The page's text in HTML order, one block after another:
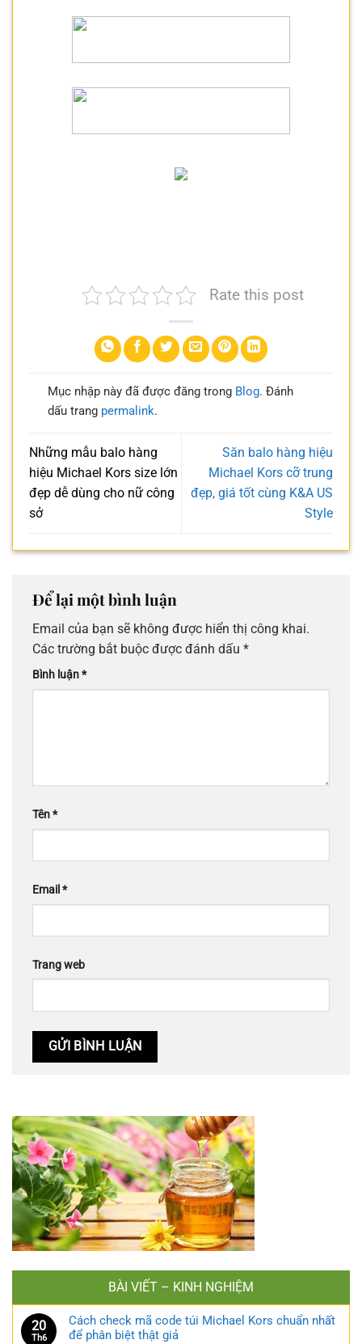
Rate this post
Mục nhập này đã được đăng trong Blog. Đánh
dấu trang permalink.
Những mẫu balo hàng
hiệu Michael Kors size lớn
đẹp dễ dùng cho nữ công
sở
Săn balo hàng hiệu
Michael Kors cỡ trung
đẹp, giá tốt cùng K&A US
Style
Để lại một bình luận
Email của bạn sẽ không được hiển thị công khai.
Các trường bắt buộc được đánh dấu *
Bình luận*
Tên*
Email *
Trang web
BÀI VIẾT – KINH NGHIỆM
20
Th6
Cách check mã code túi Michael Kors chuẩn nhất
để phân biệt thật giả